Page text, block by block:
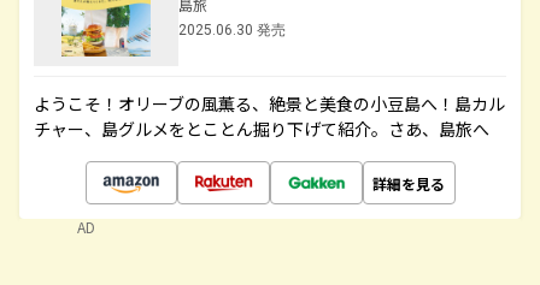
島旅
2025.06.30 発売
ようこそ！オリーブの風薫る、絶景と美食の小豆島へ！島カル
チャー、島グルメをとことん掘り下げて紹介。さあ、島旅へ
詳細を見る
AD